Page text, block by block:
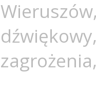
Wieruszów
dźwiękowy
zagrożenia